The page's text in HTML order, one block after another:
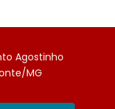
Agostinho
MG